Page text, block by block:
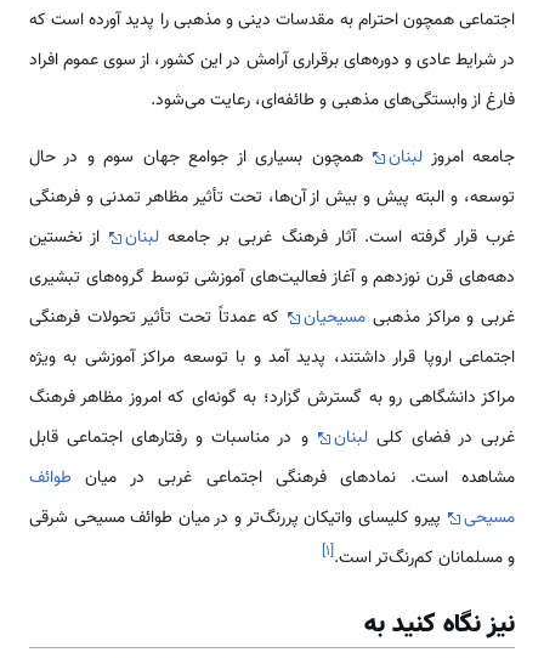
اجتماعی همچون احترام به مقدسات دینی و مذهبی را پدید آورده است که
در شرایط عادی و دوره‌های برقراری آرامش در این کشور، از سوی عموم افراد
فارغ از وابستگی‌های مذهبی و طائفه‌ای، رعایت می‌شود.
جامعه امروز لبنان
همچون بسیاری از جوامع جهان سوم و در حال
توسعه، و البته پیش و بیش از آن‌ها، تحت تأثیر مظاهر تمدنی و فرهنگی
غرب قرار گرفته است. آثار فرهنگ غربی بر جامعه لبنان
از نخستین
دهه‌‌های قرن نوزدهم و آغاز فعالیت‌های آموزشی توسط گروه‌های تبشیری
غربی و مراکز مذهبی مسیحیان
که عمدتاً تحت تأثیر تحولات فرهنگی
اجتماعی اروپا قرار داشتند، پدید آمد و با توسعه مراکز آموزشی به ویژه
مراکز دانشگاهی رو به گسترش گزارد؛ به گونه‌ای که امروز مظاهر فرهنگ
غربی در فضای کلیلبنان
و در مناسبات و رفتارهای اجتماعی قابل
مشاهده است. نمادهای فرهنگی اجتماعی غربی در میان طوائف
مسیحی
پیرو کلیسای واتیکان پررنگ‌تر و در میان طوائف مسیحی شرقی
و مسلمانان کم‌رنگ‌تر است.[۱]
نیز نگاه کنید به